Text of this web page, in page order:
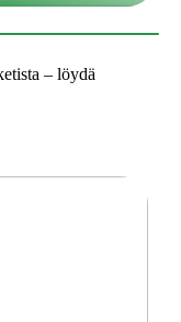
– löydä